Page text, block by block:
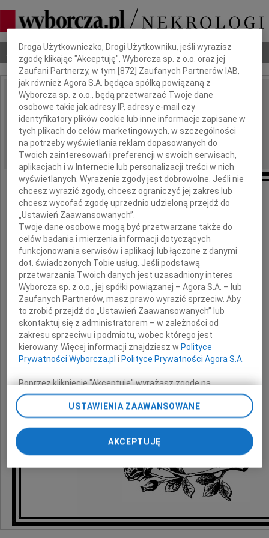
Nekrologi Odeszli Poradnik pogrzebowy
IMIĘ I NAZWISKO:
REGION: Rzeszów
DATA EMISJI: 02.08.2014
Łącząc się w bólu
Barbarą Krajewską
z powodu śmierci
Męża
wyrazy szczerego i głębokiego współczucia
składa
Prezydent Miasta Rzeszowa
Dbamy o Twoją prywatność
Droga Użytkowniczko, Drogi Użytkowniku, jeśli wyrazisz
zgodę klikając "Akceptuję", Wyborcza sp. z o.o. oraz jej
Zaufani Partnerzy, w tym [872 ] Zaufanych Partnerów IAB,
jak również Agora S.A. będąca spółką powiązaną z
Wyborcza sp. z o.o., będą przetwarzać Twoje dane
osobowe takie jak adresy IP, adresy e-mail czy
identyfikatory plików cookie lub inne informacje zapisane w
tych plikach do celów marketingowych, w szczególności
na potrzeby wyświetlania reklam dopasowanych do
Twoich zainteresowań i preferencji w swoich serwisach,
aplikacjach i w Internecie lub personalizacji treści w nich
wyświetlanych. Wyrażenie zgody jest dobrowolne. Jeśli nie
chcesz wyrazić zgody, chcesz ograniczyć jej zakres lub
chcesz wycofać zgodę uprzednio udzieloną przejdź do
„Ustawień Zaawansowanych”.
Twoje dane osobowe mogą być przetwarzane także do
celów badania i mierzenia informacji dotyczących
funkcjonowania serwisów i aplikacji lub łączone z danymi
dot. świadczonych Tobie usług. Jeśli podstawą
przetwarzania Twoich danych jest uzasadniony interes
Wyborcza sp. z o.o., jej spółki powiązanej – Agora S.A. – lub
Zaufanych Partnerów, masz prawo wyrazić sprzeciw. Aby
to zrobić przejdź do „Ustawień Zaawansowanych” lub
skontaktuj się z administratorem – w zależności od
zakresu sprzeciwu i podmiotu, wobec którego jest
kierowany. Więcej informacji znajdziesz w Polityce
Prywatności Wyborcza.pl i Polityce Prywatności Agora S.A.
Poprzez kliknięcie "Akceptuję" wyrażasz zgodę na
zainstalowanie i przechowywanie plików typu cookie
Wyborczej sp. z o. o. jej Zaufanych Partnerów i Agora S.A.
na Twoim urządzeniu końcowym. Możesz też w każdej
chwili zmienić swoje preferencje dot. plików cookie,
ponownie wywołując narzędzie do zarządzania Twoimi
preferencjami dot. przetwarzania danych poprzez
odnośnik „Ustawienia prywatności” w stopce serwisu i
przechodząc do sekcji „Ustawienia zaawansowane”.
Zmiana ustawień plików cookie możliwa jest także za
My, nasi Zaufani Partnerzy i Agora S.A. możemy
USTAWIENIA ZAAWANSOWANE
AKCEPTUJĘ